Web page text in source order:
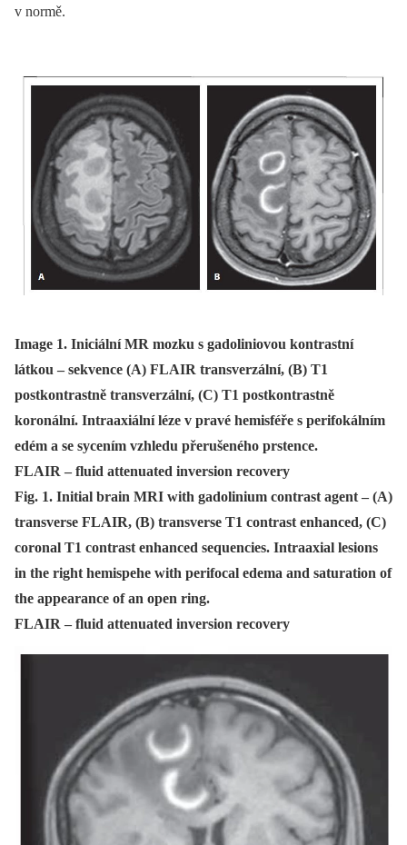
v normě.
Image 1. Iniciální MR mozku s gadoliniovou kontrastní
látkou – sekvence (A) FLAIR transverzální, (B) T1
postkontrastně transverzální, (C) T1 postkontrastně
koronální. Intraaxiální léze v pravé hemisféře s perifokálním
edém a se sycením vzhledu přerušeného prstence.
FLAIR – fluid attenuated inversion recovery
Fig. 1. Initial brain MRI with gadolinium contrast agent – (A)
transverse FLAIR, (B) transverse T1 contrast enhanced, (C)
coronal T1 contrast enhanced sequencies. Intraaxial lesions
in the right hemispehe with perifocal edema and saturation of
the appearance of an open ring.
FLAIR – fluid attenuated inversion recovery